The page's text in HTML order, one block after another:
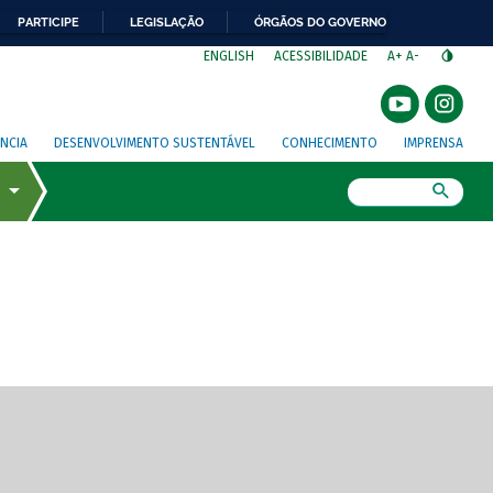
PARTICIPE LEGISLAÇÃO ÓRGÃOS DO GOVERNO
ENGLISH ACESSIBILIDADE A+ A-
DESENVOLVIMENTO SUSTENTÁVEL CONHECIMENTO IMPRENSA
de tela